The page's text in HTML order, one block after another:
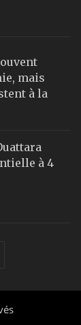
mais
à la
à 4